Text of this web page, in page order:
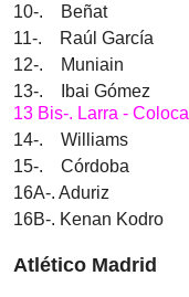
10-. Beñat
11-. Raúl García
12-. Muniain
13-. Ibai Gómez
13 Bis-. Larra - Coloca
14-. Williams
15-. Córdoba
16A-. Aduriz
16B-. Kenan Kodro
Atlético Madrid